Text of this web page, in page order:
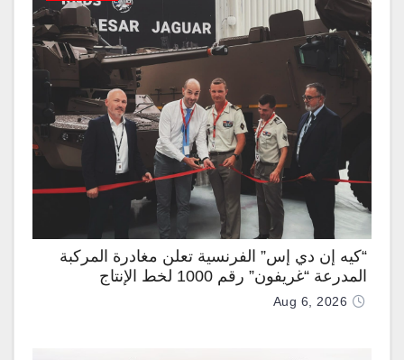
“كيه إن دي إس” الفرنسية تعلن مغادرة المركبة
المدرعة “غريفون” رقم 1000 لخط الإنتاج
Aug 6, 2026